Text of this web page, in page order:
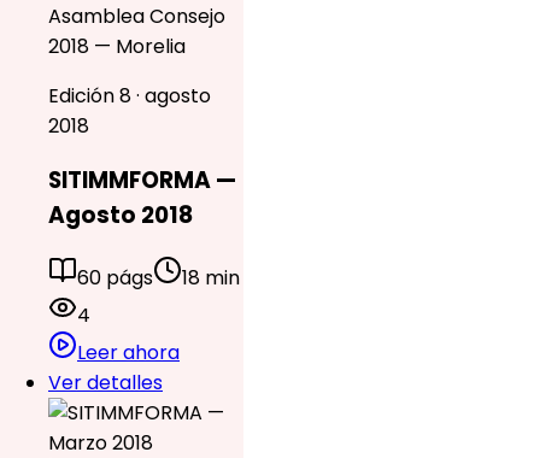
Asamblea Consejo
2018 — Morelia
Edición 8 · agosto
2018
SITIMMFORMA —
Agosto 2018
60 págs
18 min
4
Leer ahora
Ver detalles